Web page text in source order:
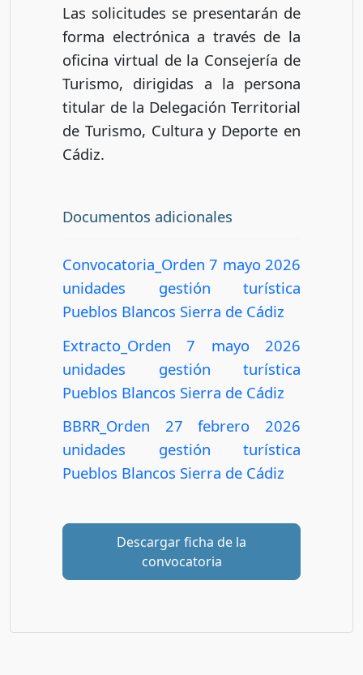
Las solicitudes se presentarán de
forma electrónica a través de la
oficina virtual de la Consejería de
Turismo, dirigidas a la persona
titular de la Delegación Territorial
de Turismo, Cultura y Deporte en
Cádiz.
Documentos adicionales
Convocatoria_Orden 7 mayo 2026
unidades gestión turística
Pueblos Blancos Sierra de Cádiz
Extracto_Orden 7 mayo 2026
unidades gestión turística
Pueblos Blancos Sierra de Cádiz
BBRR_Orden 27 febrero 2026
unidades gestión turística
Pueblos Blancos Sierra de Cádiz
Descargar ficha de la
convocatoria